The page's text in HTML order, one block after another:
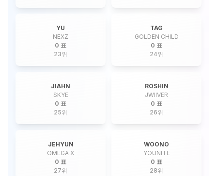
YU
NEXZ
0 표
23위
TAG
GOLDEN CHILD
0 표
24위
JIAHN
SKYE
0 표
25위
ROSHIN
JWIIVER
0 표
26위
JEHYUN
OMEGA X
0 표
27위
WOONO
YOUNITE
0 표
28위